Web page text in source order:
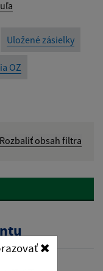
Uložené zásielky
OZ
Rozbaliť obsah filtra